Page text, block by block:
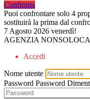
Confronta
Puoi confrontare solo 4
sostituirà la prima dal
7 Agosto 2026 venerdì!
AGENZIA
Accedi
Nome utente
Password Password